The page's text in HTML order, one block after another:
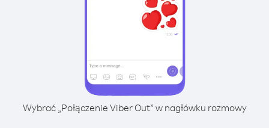
Wybrać „Połączenie Viber Out” w nagłówku rozmowy